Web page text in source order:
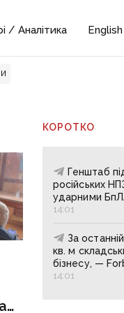
/ Аналітика English
КОРОТКО
Генштаб
російських
ударними
14:01
За
кв. м
бізнесу, —
14:01